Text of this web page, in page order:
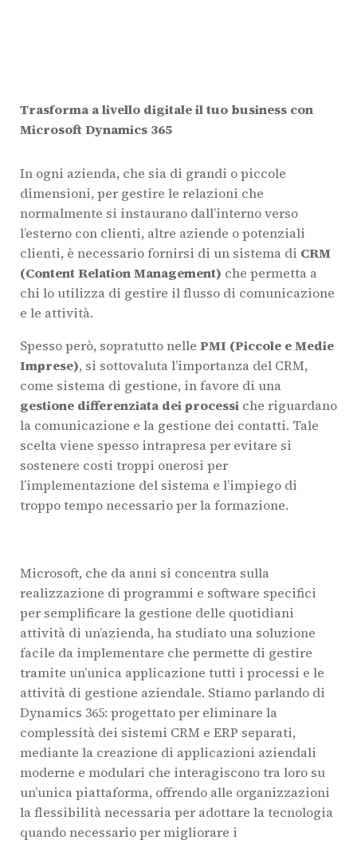
Trasforma a livello digitale il tuo business con
Microsoft Dynamics 365
In ogni azienda, che sia di grandi o piccole
dimensioni, per gestire le relazioni che
normalmente si instaurano dall’interno verso
l’esterno con clienti, altre aziende o potenziali
clienti, è necessario fornirsi di un sistema di CRM
(Content Relation Management) che permetta a
chi lo utilizza di gestire il flusso di comunicazione
e le attività.
Spesso però, sopratutto nelle PMI (Piccole e Medie
Imprese), si sottovaluta l’importanza del CRM,
come sistema di gestione, in favore di una
gestione differenziata dei processi che riguardano
la comunicazione e la gestione dei contatti. Tale
scelta viene spesso intrapresa per evitare si
sostenere costi troppi onerosi per
l’implementazione del sistema e l’impiego di
troppo tempo necessario per la formazione.
Microsoft, che da anni si concentra sulla
realizzazione di programmi e software specifici
per semplificare la gestione delle quotidiani
attività di un’azienda, ha studiato una soluzione
facile da implementare che permette di gestire
tramite un’unica applicazione tutti i processi e le
attività di gestione aziendale. Stiamo parlando di
Dynamics 365: progettato per eliminare la
complessità dei sistemi CRM e ERP separati,
mediante la creazione di applicazioni aziendali
moderne e modulari che interagiscono tra loro su
un’unica piattaforma, offrendo alle organizzazioni
la flessibilità necessaria per adottare la tecnologia
quando necessario per migliorare i